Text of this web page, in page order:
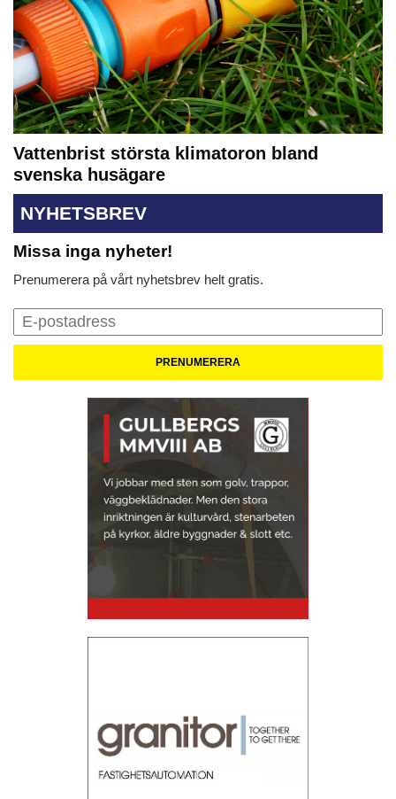
Vattenbrist största klimatoron bland
svenska husägare
NYHETSBREV
Missa inga nyheter!
Prenumerera på vårt nyhetsbrev helt gratis.